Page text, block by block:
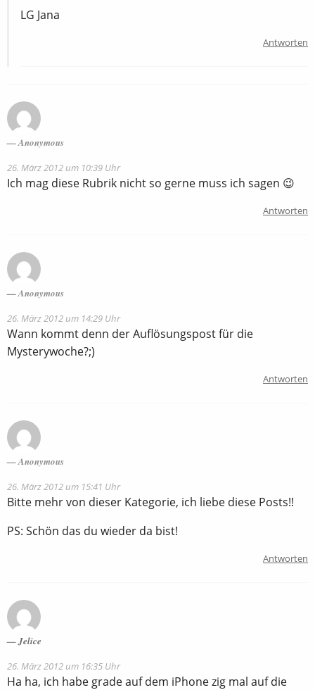
LG Jana
Antworten
Anonymous
26. März 2012 um 10:39 Uhr
Ich mag diese Rubrik nicht so gerne muss ich sagen 😉
Antworten
Anonymous
26. März 2012 um 14:29 Uhr
Wann kommt denn der Auflösungspost für die
Mysterywoche?;)
Antworten
Anonymous
26. März 2012 um 15:41 Uhr
Bitte mehr von dieser Kategorie, ich liebe diese Posts!!
PS: Schön das du wieder da bist!
Antworten
Jelice
26. März 2012 um 16:35 Uhr
Ha ha, ich habe grade auf dem iPhone zig mal auf die